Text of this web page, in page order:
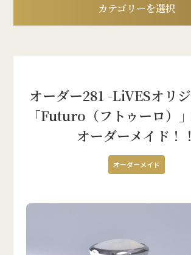
カテゴリーを選択
オーダー281 -LiVESオリ
「Futuro（フトゥーロ）
オーダーメイド！！
オーダーメイド